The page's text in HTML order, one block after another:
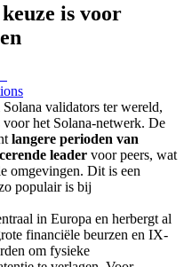
is voor
validators ter wereld,
het Solana-netwerk. De
langere perioden van
leader voor peers, wat
omgevingen. Dit is een
populair is bij
in Europa en herbergt al
financiële beurzen en IX-
om fysieke